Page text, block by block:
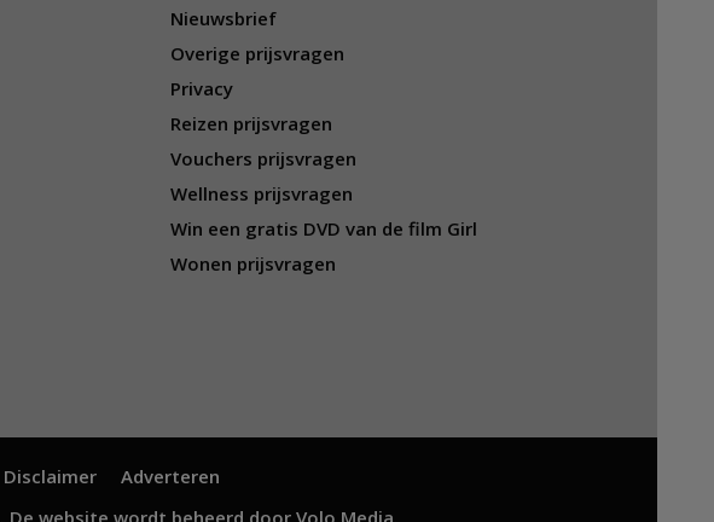
Nieuwsbrief
Overige prijsvragen
Privacy
Reizen prijsvragen
Vouchers prijsvragen
Wellness prijsvragen
Win een gratis DVD van de film Girl
Wonen prijsvragen
Disclaimer
Adverteren